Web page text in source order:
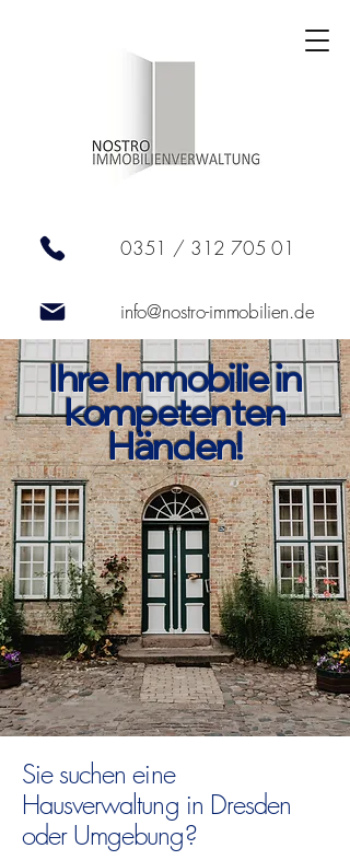
0351 / 312 705 01
info@nostro-immobilien.de
Ihre Immobilie in
kompetenten
Händen!
Sie suchen eine
Hausverwaltung in Dresden
oder Umgebung?